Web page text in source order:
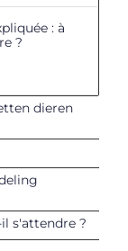
: à
?
dieren
s'attendre ?